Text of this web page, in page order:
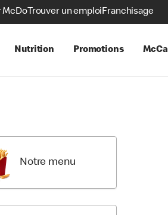
McDoTrouver un emploiFranchisage
Nutrition Promotions
Notre menu